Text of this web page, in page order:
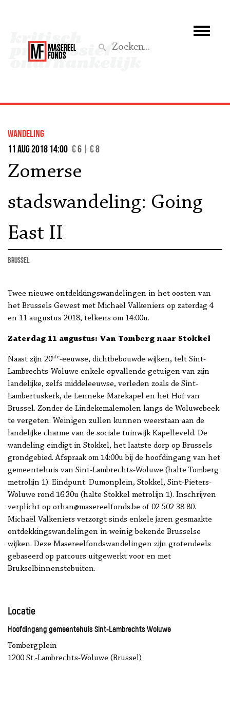
Wat we doen
Steun ons
wandeling
11 aug 2018 14:00 € 6 | € 8
Zomerse
stadswandeling: Going
East II
Brussel
Twee nieuwe ontdekkingswandelingen in het oosten van
het Brussels Gewest met Michaël Valkeniers op zaterdag 4
en 11 augustus 2018, telkens om 14:00u.
Zaterdag 11 augustus: Van Tomberg naar Stokkel
Naast zijn 20ste-eeuwse, dichtbebouwde wijken, telt Sint-
Lambrechts-Woluwe enkele opvallende getuigen van zijn
landelijke, zelfs middeleeuwse, verleden zoals de Sint-
Lambertuskerk, de Lenneke Marekapel en het Hof van
Brussel. Zonder de Lindekemalemolen langs de Woluwebeek
te vergeten. Weinigen zullen kunnen weerstaan aan de
landelijke charme van de sociale tuinwijk Kapelleveld. De
wandeling eindigt in Stokkel, het laatste dorp op Brussels
grondgebied. Afspraak om 14:00u bij de hoofdingang van het
gemeentehuis van Sint-Lambrechts-Woluwe (halte Tomberg
metrolijn 1). Eindpunt: Dumonplein, Stokkel, Sint-Pieters-
Woluwe rond 16:30u (halte Stokkel metrolijn 1). Inschrijven
verplicht op orhan@masereelfonds.be of 02 502 38 80.
Michaël Valkeniers verzorgt sinds enkele jaren gesmaakte
ontdekkingswandelingen in weinig bekende Brusselse
wijken. Deze Masereelfondswandelingen zijn grotendeels
gebaseerd op parcours uitgewerkt voor en met
Brukselbinnenstebuiten.
Locatie
Hoofdingang gemeentehuis Sint-Lambrechts Woluwe
Tombergplein
1200 St.-Lambrechts-Woluwe (Brussel)